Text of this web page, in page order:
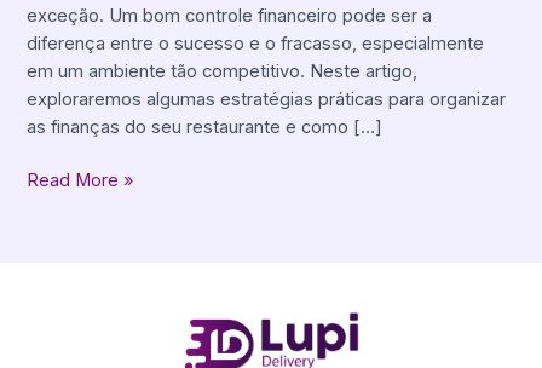
exceção. Um bom controle financeiro pode ser a
diferença entre o sucesso e o fracasso, especialmente
em um ambiente tão competitivo. Neste artigo,
exploraremos algumas estratégias práticas para organizar
as finanças do seu restaurante e como […]
Read More »